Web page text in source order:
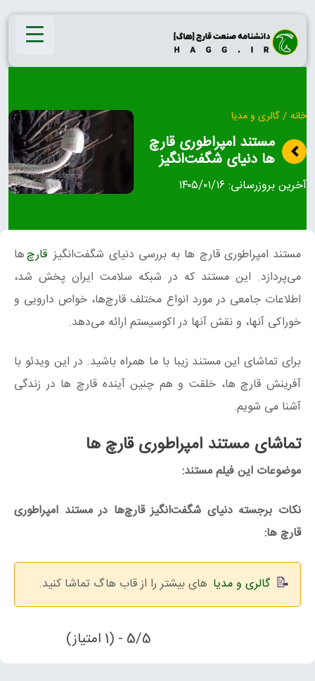
Skip
content
خانه / گالری و مدیا
مستند امپراطوری قارچ‌
ها دنیای شگفت‌انگیز
آخرین بروزرسانی: ۱۴۰۵/۰۱/۱۶
مستند امپراطوری قارچ‌ ها به بررسی دنیای شگفت‌انگیز قارچ‌ها
می‌پردازد. این مستند که در شبکه سلامت ایران پخش شد،
اطلاعات جامعی در مورد انواع مختلف قارچ‌ها، خواص دارویی و
خوراکی آنها، و نقش آنها در اکوسیستم ارائه می‌دهد.
برای تماشای این مستند زیبا با ما همراه باشید. در این ویدئو با
آفرینش قارچ ها، خلقت و هم چنین آینده قارچ ها در زندگی
آشنا می شویم.
تماشای مستند امپراطوری قارچ‌ ها
موضوعات این فیلم مستند:
نکات برجسته دنیای شگفت‌انگیز قارچ‌ها در مستند امپراطوری
قارچ‌ ها:
گالری و مدیا های بیشتر را از قاب هاگ تماشا کنید.
5/5 - (1 امتیاز)